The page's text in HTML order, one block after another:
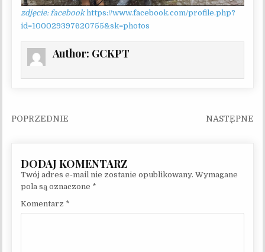
zdjęcie: facebookhttps://www.facebook.com/profile.php?
id=100029397620755&sk=photos
Author: GCKPT
Nawigacja wpisu
Twój adres e-mail nie zostanie opublikowany. Wymagane
pola są oznaczone *
Komentarz *